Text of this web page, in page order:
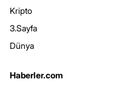
Kripto
3.Sayfa
Dünya
Haberler.com